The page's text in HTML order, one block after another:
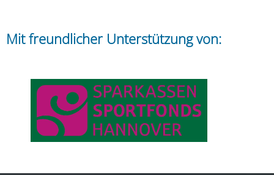
Mit freundlicher Unterstützung von: